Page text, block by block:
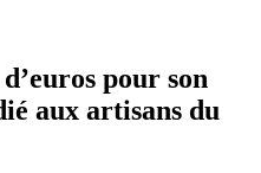
pour son
aux artisans du